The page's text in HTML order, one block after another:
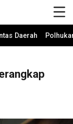
Daerah